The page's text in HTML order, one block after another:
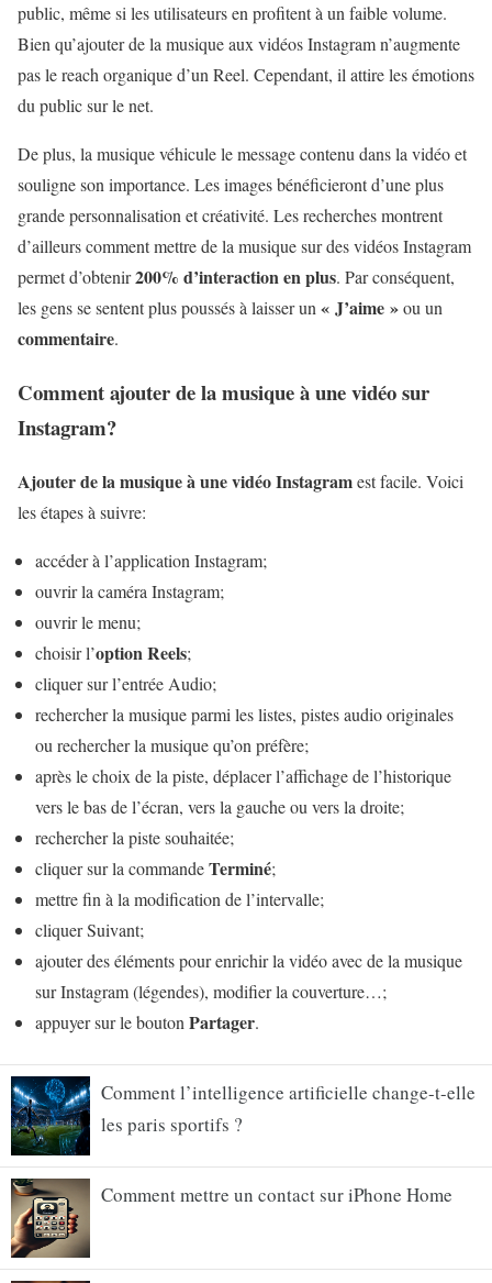
public, même si les utilisateurs en profitent à un faible volume.
Bien qu’ajouter de la musique aux vidéos Instagram n’augmente
pas le reach organique d’un Reel. Cependant, il attire les émotions
du public sur le net.
De plus, la musique véhicule le message contenu dans la vidéo et
souligne son importance. Les images bénéficieront d’une plus
grande personnalisation et créativité. Les recherches montrent
d’ailleurs comment mettre de la musique sur des vidéos Instagram
permet d’obtenir200% d’interaction en plus. Par conséquent,
les gens se sentent plus poussés à laisser un« J’aime »ou un
commentaire.
Comment ajouter de la musique à une vidéo sur
Instagram?
Ajouter de la musique à une vidéo Instagramest facile. Voici
les étapes à suivre:
accéder à l’application Instagram;
ouvrir la caméra Instagram;
ouvrir le menu;
choisir l’option Reels;
cliquer sur l’entrée Audio;
rechercher la musique parmi les listes, pistes audio originales
ou rechercher la musique qu’on préfère;
après le choix de la piste, déplacer l’affichage de l’historique
vers le bas de l’écran, vers la gauche ou vers la droite;
rechercher la piste souhaitée;
cliquer sur la commandeTerminé;
mettre fin à la modification de l’intervalle;
cliquer Suivant;
ajouter des éléments pour enrichir la vidéo avec de la musique
sur Instagram (légendes), modifier la couverture…;
appuyer sur le bouton Partager.
Comment l’intelligence artificielle change-t-elle
les paris sportifs ?
Comment mettre un contact sur iPhone Home